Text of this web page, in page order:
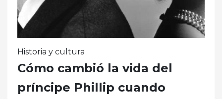
Historia y cultura
Cómo cambió la vida del
príncipe Phillip cuando